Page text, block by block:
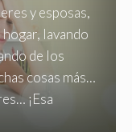
y esposas,
lavando
de los
cosas más…
¡Esa